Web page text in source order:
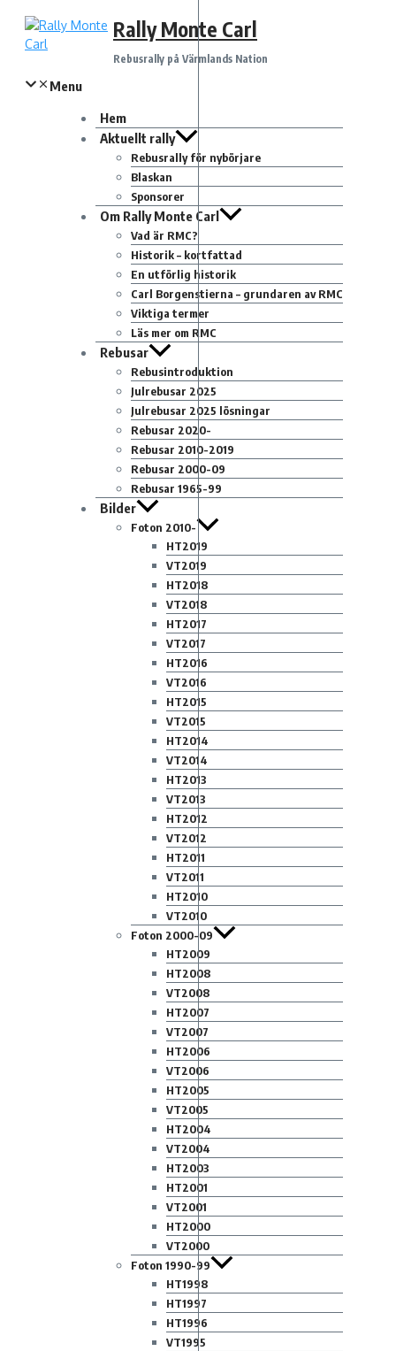
Hoppa
innehåll
Rally Monte Carl
Rebusrally på Värmlands Nation
Menu
Hem
Aktuellt rally
Rebusrally för nybörjare
Blaskan
Sponsorer
Om Rally Monte Carl
Vad är RMC?
Historik – kortfattad
En utförlig historik
Carl Borgenstierna – grundaren av RMC
Viktiga termer
Läs mer om RMC
Rebusar
Rebusintroduktion
Julrebusar 2025
Julrebusar 2025 lösningar
Rebusar 2020-
Rebusar 2010-2019
Rebusar 2000-09
Rebusar 1965-99
Bilder
Foton 2010-
HT2019
VT2019
HT2018
VT2018
HT2017
VT2017
HT2016
VT2016
HT2015
VT2015
HT2014
VT2014
HT2013
VT2013
HT2012
VT2012
HT2011
VT2011
HT2010
VT2010
Foton 2000-09
HT2009
HT2008
VT2008
HT2007
VT2007
HT2006
VT2006
HT2005
VT2005
HT2004
VT2004
HT2003
HT2001
VT2001
HT2000
VT2000
Foton 1990-99
HT1998
HT1997
HT1996
VT1995